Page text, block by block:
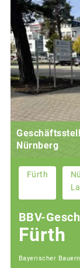
Nürnberg
Fürth
BBV-
Fürth
Bayerischer